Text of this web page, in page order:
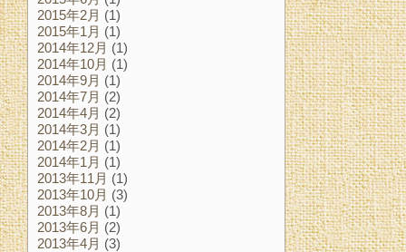
2015年2月 (1)
2015年1月 (1)
2014年12月 (1)
2014年10月 (1)
2014年9月 (1)
2014年7月 (2)
2014年4月 (2)
2014年3月 (1)
2014年2月 (1)
2014年1月 (1)
2013年11月 (1)
2013年10月 (3)
2013年8月 (1)
2013年6月 (2)
2013年4月 (3)